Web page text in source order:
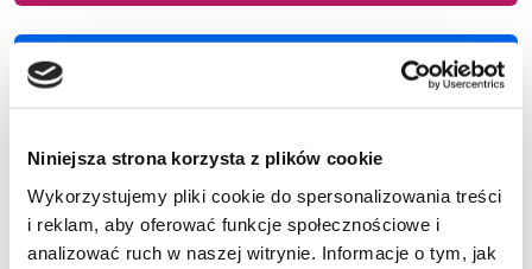
Niniejsza strona korzysta z plików cookie
Wykorzystujemy pliki cookie do spersonalizowania treści
i reklam, aby oferować funkcje społecznościowe i
analizować ruch w naszej witrynie. Informacje o tym, jak
SPORT
POLECANE